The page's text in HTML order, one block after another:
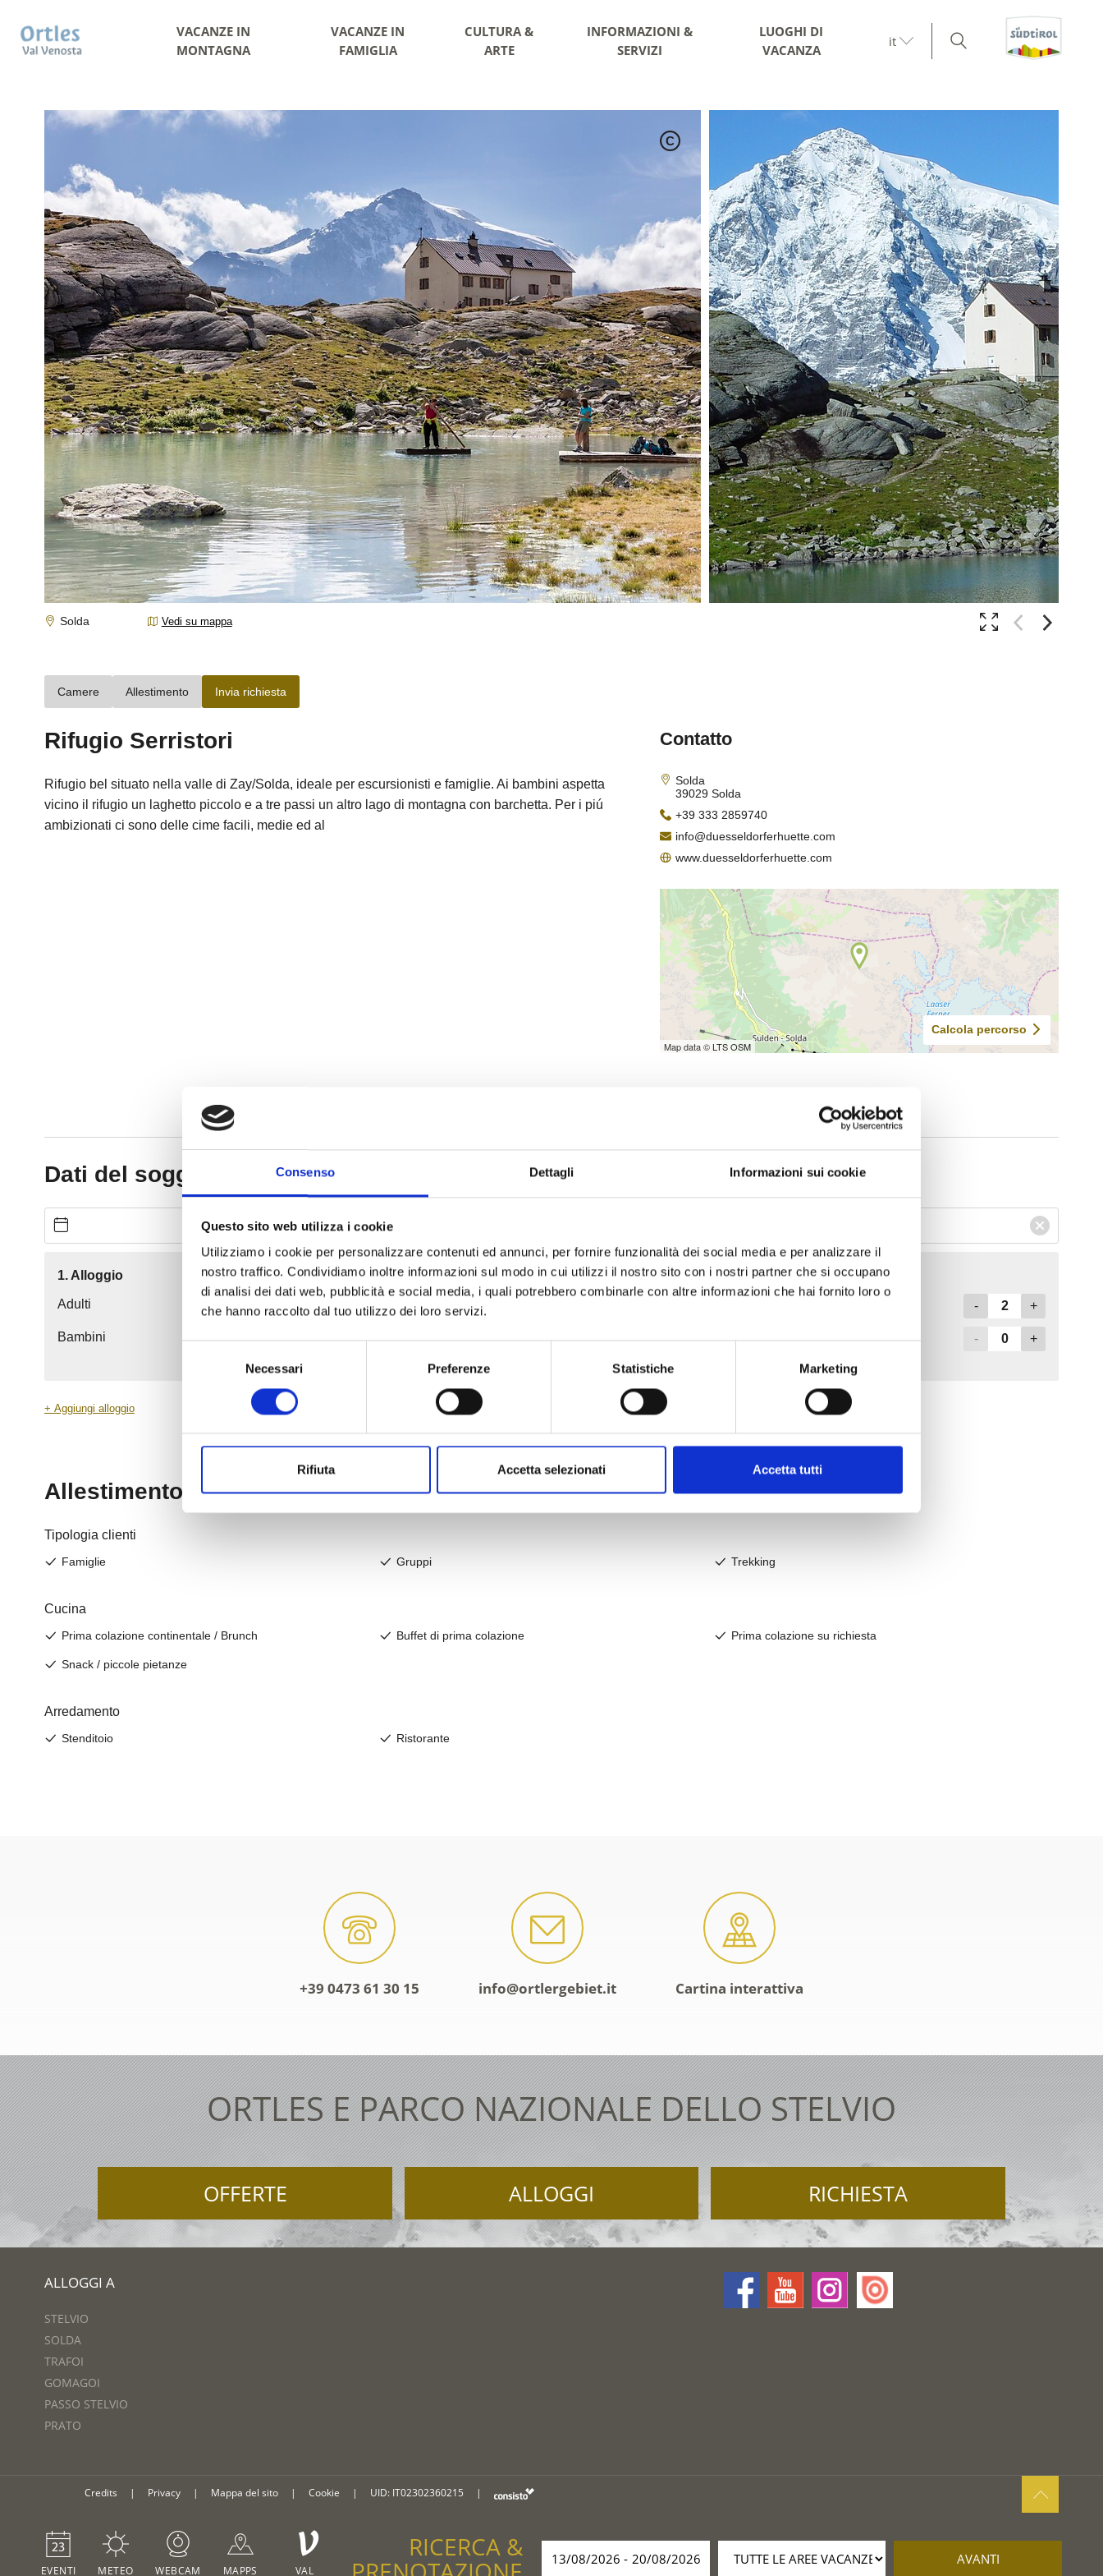
Consenso Dettagli Informazioni sui cookie
Questo sito web utilizza i cookie
Utilizziamo i cookie per personalizzare contenuti ed annunci, per fornire funzionalità dei social media e per analizzare il
nostro traffico. Condividiamo inoltre informazioni sul modo in cui utilizzi il nostro sito con i nostri partner che si occupano
di analisi dei dati web, pubblicità e social media, i quali potrebbero combinarle con altre informazioni che hai fornito loro o
che hanno raccolto dal tuo utilizzo dei loro servizi.
Necessari Preferenze Statistiche Marketing
Rifiuta Accetta selezionati Accetta tutti
VACANZE IN
MONTAGNA
VACANZE IN
FAMIGLIA
CULTURA &
ARTE
INFORMAZIONI &
SERVIZI
LUOGHI DI
VACANZA
it
+39 0473 61 30 15 info@ortlergebiet.it Cartina interattiva
ORTLES E PARCO NAZIONALE DELLO STELVIO
OFFERTE ALLOGGI RICHIESTA
ALLOGGI A
STELVIO
SOLDA
TRAFOI
GOMAGOI
PASSO STELVIO
PRATO
Credits | Privacy | Mappa del sito | Cookie | UID: IT02302360215 |
EVENTI METEO WEBCAM MAPPS
V
VAL
RICERCA & AVANTI